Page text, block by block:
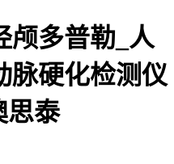
颅多普勒_人
脉硬化检测仪
思泰